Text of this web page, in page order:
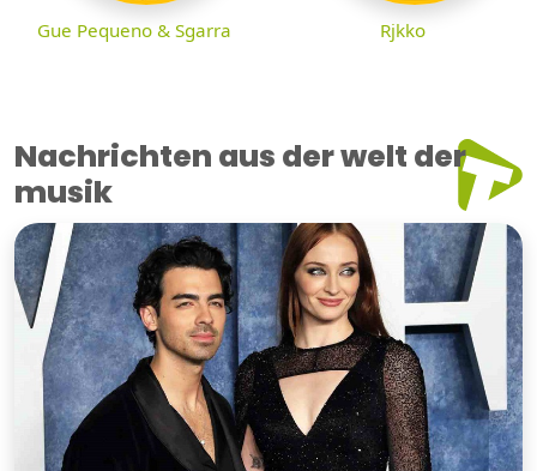
Gue Pequeno & Sgarra Rjkko
Nachrichten aus der welt der
musik